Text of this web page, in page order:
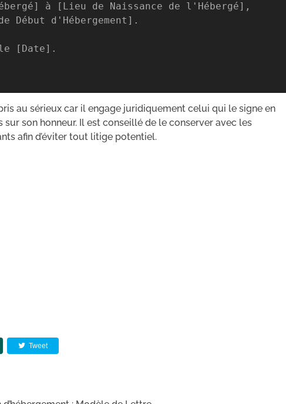
à [Lieu de Naissance de l'Hébergé],
Début d'Hébergement].
[Date].
au sérieux car il engage juridiquement celui qui le signe en
sur son honneur. Il est conseillé de le conserver avec les
afin d’éviter tout litige potentiel.
Tweet